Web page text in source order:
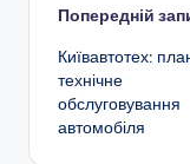
по
запису
Попередній
Київавтотех:
технічне
обслуговування
автомобіля